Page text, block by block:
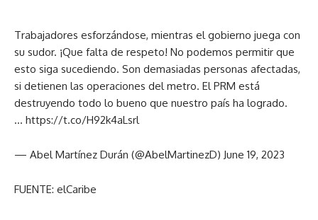
Trabajadores esforzándose, mientras el gobierno juega con
su sudor. ¡Que falta de respeto! No podemos permitir que
esto siga sucediendo. Son demasiadas personas afectadas,
si detienen las operaciones del metro. El PRM está
destruyendo todo lo bueno que nuestro país ha logrado.
… https://t.co/H92k4aLsrl
— Abel Martínez Durán (@AbelMartinezD) June 19, 2023
FUENTE: elCaribe